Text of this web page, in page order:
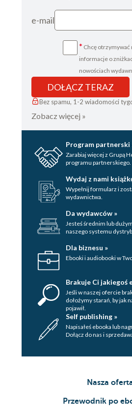
e-mail
* Chcę otrzymywać
informacje o
nowościach
DOŁĄCZ TERAZ
Bez spamu, 1-2 wiadomości
Zobacz więcej »
Program partnerski
Zarabiaj więcej z Grupą
programu partnerskiego.
Wydaj z nami
Wypełnij formularz i
wydawnictwa.
Da wydawców »
Jesteś średnim lub
naszego systemu
Dla biznesu »
Ebooki i audiobooki w
Brakuje Ci jakiegoś
Jeśli w naszej ofercie
dołożymy starań, by jak
pojawił.
Self publishing »
Napisałeś ebooka lub
Dołącz do nas i
Nasza
Przewodnik po